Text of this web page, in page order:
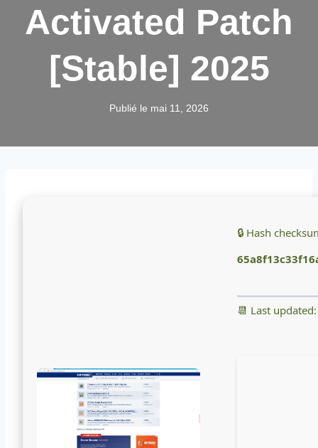
Activated Patch
[Stable] 2025
Publié le mai 11, 2026
🔒 Hash
📆 Last